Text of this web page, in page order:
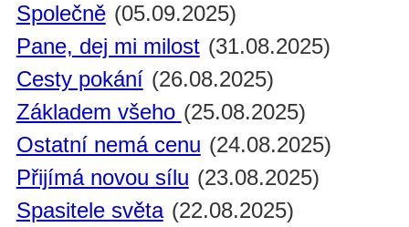
Společně (05.09.2025)
Pane, dej mi milost (31.08.2025)
Cesty pokání (26.08.2025)
Základem všeho (25.08.2025)
Ostatní nemá cenu (24.08.2025)
Přijímá novou sílu (23.08.2025)
Spasitele světa (22.08.2025)